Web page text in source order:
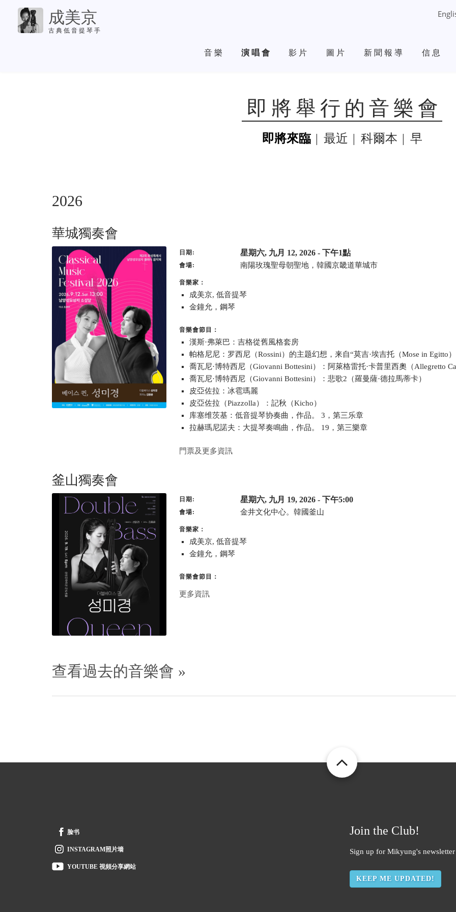
成美京
古典低音提琴手
音樂 演唱會 影片 圖片 新聞報導 信息
即將舉行的音樂會
即將來臨 最近 科爾本 早
2026
華城獨奏會
日期 星期六, 九月 12, 2026 - 下午1點
會場 南陽玫瑰聖母朝聖地，韓國京畿道華城市
音樂家：
成美京, 低音提琴
金鐘允，鋼琴
音樂會節目：
漢斯·弗萊巴：吉格從舊風格套房
帕格尼尼：罗西尼（Rossini）的主题幻想，来自“莫吉·埃吉托（Mose in Egitto
喬瓦尼·博特西尼（Giovanni Bottesini）：阿萊格雷托·卡普里西奧（Allegretto
喬瓦尼·博特西尼（Giovanni Bottesini）：悲歌2（羅曼薩·德拉馬蒂卡）
皮亞佐拉：冰雹瑪麗
皮亞佐拉（Piazzolla）：記秋（Kicho）
库塞维茨基：低音提琴协奏曲，作品。 3，第三乐章
拉赫瑪尼諾夫：大提琴奏鳴曲，作品。 19，第三樂章
門票及更多資訊
釜山獨奏會
日期 星期六, 九月 19, 2026 - 下午5:00
會場 金井文化中心。韓國釜山
音樂家：
成美京, 低音提琴
金鐘允，鋼琴
音樂會節目：
更多資訊
查看過去的音樂會 »
FOOTER
脸书
INSTAGRAM照片墙
YOUTUBE 視頻分享網站
Join the Club!
Sign up for Mikyung's
KEEP ME UPDATED!